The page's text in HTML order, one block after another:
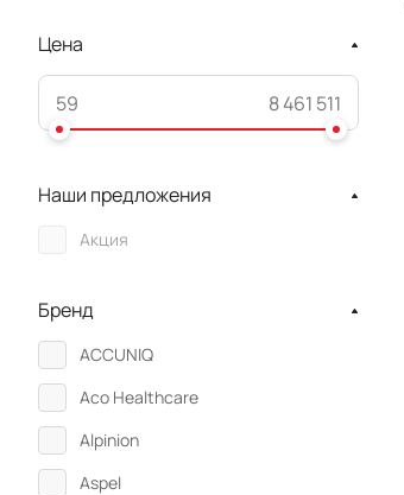
Цена
Наши предложения
Акция
Бренд
ACCUNIQ
Aco Healthcare
Alpinion
Aspel